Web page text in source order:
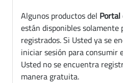
Algunos productos del Portal
están disponibles solamente
registrados. Si Usted ya se
iniciar sesión para consumir
Usted no se encuentra
manera gratuita.